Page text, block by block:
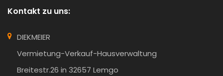
Kontakt zu uns:
DIEKMEIER
Vermietung-Verkauf-Hausverwaltung
Breitestr.26 in 32657 Lemgo